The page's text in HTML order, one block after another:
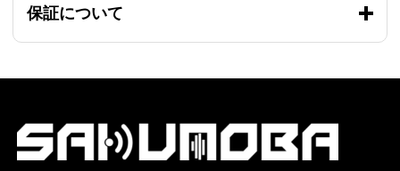
保証について